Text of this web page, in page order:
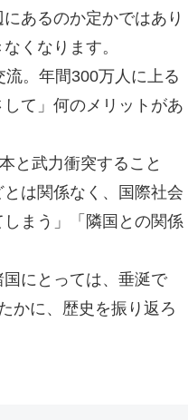
あるのか定かではあり
くなります。
。年間300万人に上る
て」何のメリットがあ
と武力衝突すること
は関係なく、国際社会
まう」「隣国との関係
にとっては、垂涎で
かに、歴史を振り返ろ